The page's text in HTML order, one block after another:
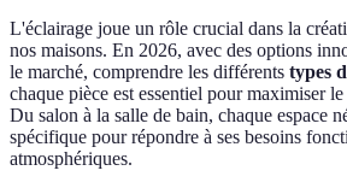
L'éclairage joue un rôle crucial dans la
nos maisons. En 2026, avec des options
le marché, comprendre les différents types
chaque pièce est essentiel pour maximiser
Du salon à la salle de bain, chaque espace
spécifique pour répondre à ses besoins
atmosphériques.